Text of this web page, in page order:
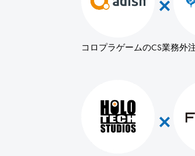
コロプラゲームのCS業務外